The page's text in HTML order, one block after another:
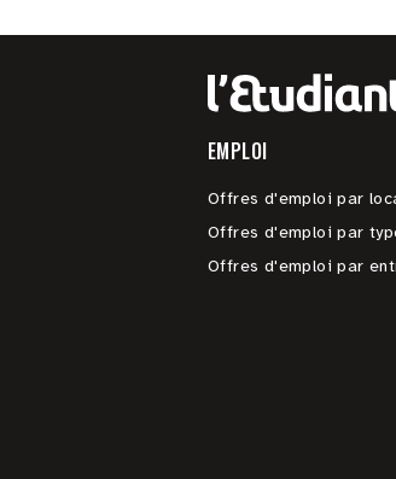
EMPLOI
Offres d'emploi par
Offres d'emploi par
Offres d'emploi par